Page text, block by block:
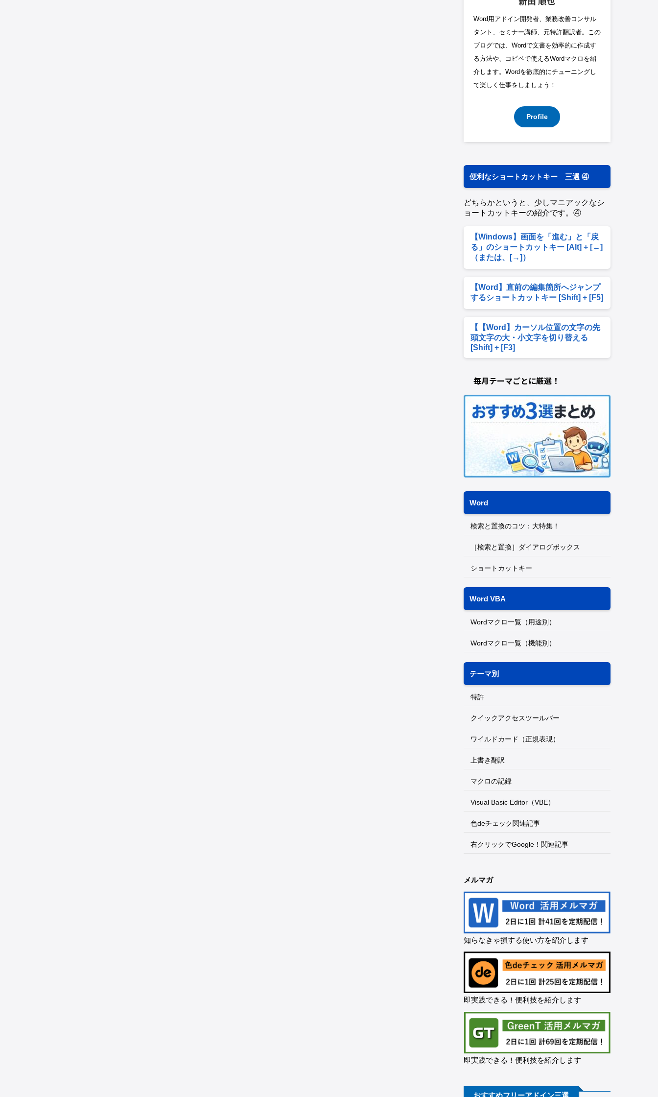
Word用アドイン開発者、業務改善コンサル
タント、セミナー講師、元特許翻訳者。この
ブログでは、Wordで文書を効率的に作成す
る方法や、コピペで使えるWordマクロを紹
介します。Wordを徹底的にチューニングし
て楽しく仕事をしましょう！
Profile
便利なショートカットキー 三選 ④
どちらかというと、少しマニアックなシ
ョートカットキーの紹介です。④
【Windows】画面を「進む」と「戻
る」のショートカットキー [Alt] + [←]
（または、[→]）
【Word】直前の編集箇所へジャンプ
するショートカットキー [Shift] + [F5]
【【Word】カーソル位置の文字の先
頭文字の大・小文字を切り替える
[Shift] + [F3]
毎月テーマごとに厳選！
Word
検索と置換のコツ：大特集！
［検索と置換］ダイアログボックス
ショートカットキー
Word VBA
Wordマクロ一覧（用途別）
Wordマクロ一覧（機能別）
テーマ別
特許
クイックアクセスツールバー
ワイルドカード（正規表現）
上書き翻訳
マクロの記録
Visual Basic Editor（VBE）
色deチェック関連記事
右クリックでGoogle！関連記事
メルマガ
知らなきゃ損する使い方を紹介します
即実践できる！便利技を紹介します
即実践できる！便利技を紹介します
おすすめフリーアドイン三選